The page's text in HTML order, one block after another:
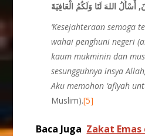
أَسْأَلُ اللهَ لَنَا وَلَكُمُ الْعَافِيَةَ
‘Kesejahteraan semoga
wahai penghuni negeri
kaum mukminin dan
sesungguhnya insya
Aku memohon ‘afiyah
Muslim).[5]
Baca Juga Zakat Emas